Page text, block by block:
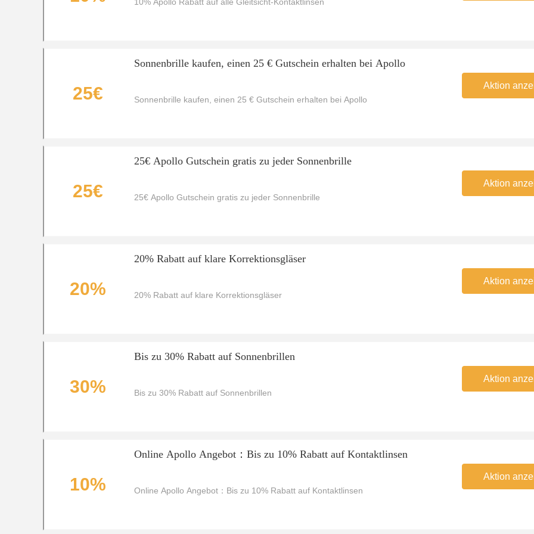
25€
Sonnenbrille kaufen, einen 25 € Gutschein erhalten bei Apollo
Sonnenbrille kaufen, einen 25 € Gutschein erhalten bei Apollo
Aktion
25€
25€ Apollo Gutschein gratis zu jeder Sonnenbrille
25€ Apollo Gutschein gratis zu jeder Sonnenbrille
Aktion
20%
20% Rabatt auf klare Korrektionsgläser
20% Rabatt auf klare Korrektionsgläser
Aktion
30%
Bis zu 30% Rabatt auf Sonnenbrillen
Bis zu 30% Rabatt auf Sonnenbrillen
Aktion
10%
Online Apollo Angebot：Bis zu 10% Rabatt auf Kontaktlinsen
Online Apollo Angebot：Bis zu 10% Rabatt auf Kontaktlinsen
Aktion